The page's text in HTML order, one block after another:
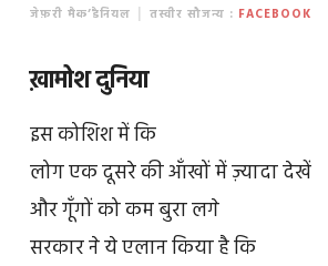
जेफ़री मैक’डैनियल │ तस्वीर सौजन्य : FACEBOOK
ख़ामोश दुनिया
इस कोशिश में कि
लोग एक दूसरे की आँखों में ज़्यादा देखें
और गूँगों को कम बुरा लगे
सरकार ने ये एलान किया है कि